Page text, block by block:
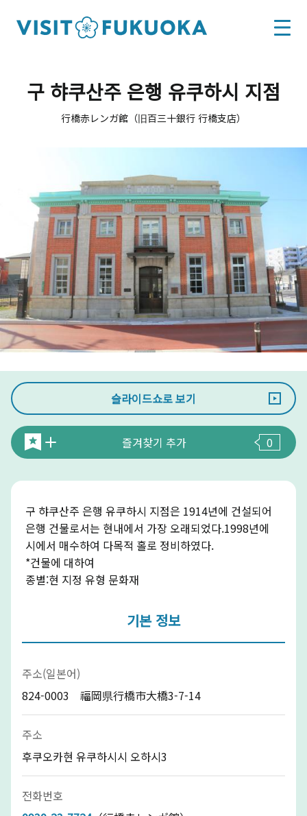
구 햐쿠산주 은행 유쿠하시 지점
行橋赤レンガ館（旧百三十銀行 行橋支店）
슬라이드쇼로 보기
즐겨찾기 추가 0
구 햐쿠산주 은행 유쿠하시 지점은 1914년에 건설되어
은행 건물로서는 현내에서 가장 오래되었다.1998년에
시에서 매수하여 다목적 홀로 정비하였다.
*건물에 대하여
종별:현 지정 유형 문화재
기본 정보
주소(일본어)
824-0003 福岡県行橋市大橋3-7-14
주소
후쿠오카현 유쿠하시시 오하시3
전화번호